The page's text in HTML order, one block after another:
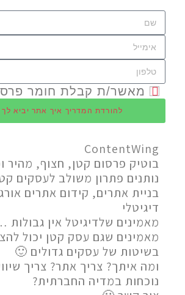
מאשר/ת קבלת חומר
להורדת המדריך איך אתר יביא לך
ContentWing
בוטיק פרסום קטן, חצוף, מהיר
נותנים פתרון משולב לעסקים
בניית אתרים, קידום אתרים
דיגיטלי
מאמינים שלדיגיטל אין גבולות
מאמינים שגם עסק קטן יכול
בשיטות של עסקים גדולים 🙂
ומה איתך? צריך אתר? צריך
נוכחות במדיה החברתית?